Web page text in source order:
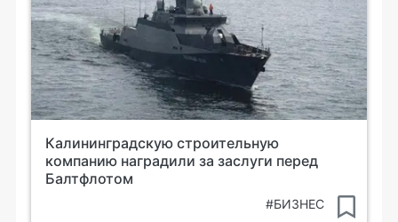
Калининградскую строительную
компанию наградили за заслуги перед
Балтфлотом
#БИЗНЕС